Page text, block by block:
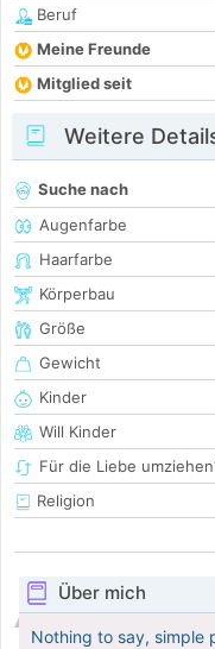
Beruf
Meine Freunde
Mitglied seit
Weitere
Suche nach
Augenfarbe
Haarfarbe
Körperbau
Größe
Gewicht
Kinder
Will Kinder
Für die Liebe
Religion
Über mich
Nothing to say, simple